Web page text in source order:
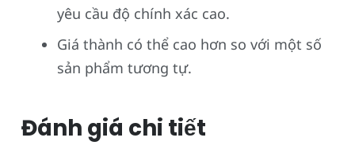
yêu cầu độ chính xác cao.
Giá thành có thể cao hơn so với một số
sản phẩm tương tự.
Đánh giá chi tiết